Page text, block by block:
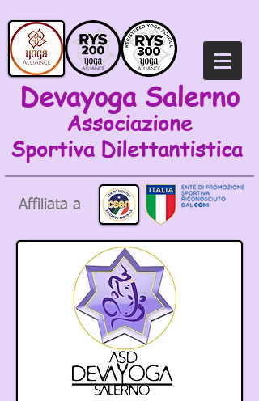
Devayoga Salerno
Associazione
Sportiva Dilettantistica
Affiliata a